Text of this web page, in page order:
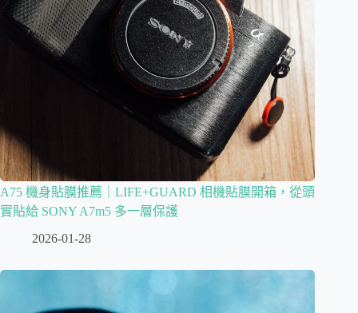
A75 機身貼膜推薦｜LIFE+GUARD 相機貼膜開箱，從頭
實貼給 SONY A7m5 多一層保護
2026-01-28